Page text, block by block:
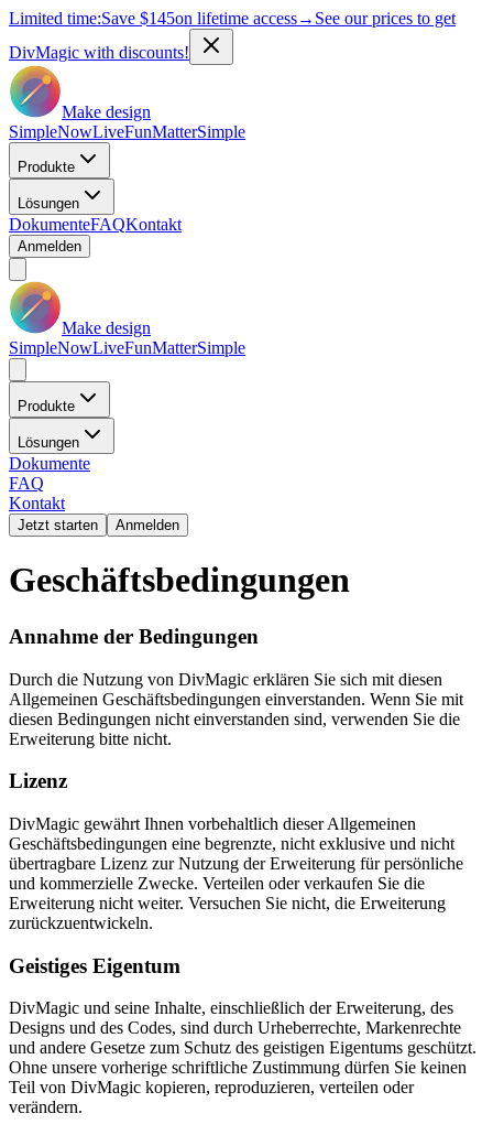
Limited time:Save $145on lifetime access→ See our prices to get
DivMagic with discounts!
Make design
SimpleNowLiveFunMatterSimple
Produkte
Lösungen
DokumenteFAQKontakt
Anmelden
Make design
SimpleNowLiveFunMatterSimple
Produkte
Lösungen
Dokumente
FAQ
Kontakt
Jetzt starten Anmelden
Geschäftsbedingungen
Annahme der Bedingungen
Durch die Nutzung von DivMagic erklären Sie sich mit diesen
Allgemeinen Geschäftsbedingungen einverstanden. Wenn Sie mit
diesen Bedingungen nicht einverstanden sind, verwenden Sie die
Erweiterung bitte nicht.
Lizenz
DivMagic gewährt Ihnen vorbehaltlich dieser Allgemeinen
Geschäftsbedingungen eine begrenzte, nicht exklusive und nicht
übertragbare Lizenz zur Nutzung der Erweiterung für persönliche
und kommerzielle Zwecke. Verteilen oder verkaufen Sie die
Erweiterung nicht weiter. Versuchen Sie nicht, die Erweiterung
zurückzuentwickeln.
Geistiges Eigentum
DivMagic und seine Inhalte, einschließlich der Erweiterung, des
Designs und des Codes, sind durch Urheberrechte, Markenrechte
und andere Gesetze zum Schutz des geistigen Eigentums geschützt.
Ohne unsere vorherige schriftliche Zustimmung dürfen Sie keinen
Teil von DivMagic kopieren, reproduzieren, verteilen oder
verändern.